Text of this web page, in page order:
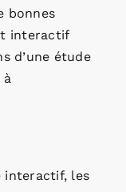
bonnes
interactif
d’une étude
interactif, les